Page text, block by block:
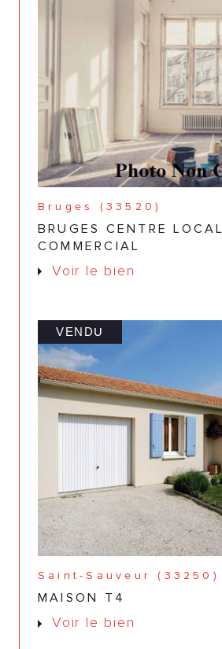
Bruges (33520)
BRUGES CENTRE LOCAL
COMMERCIAL
Voir le bien
VENDU
Saint-Sauveur (33250)
MAISON T4
Voir le bien